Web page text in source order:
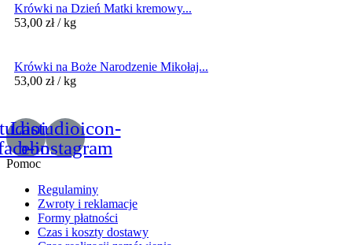
Krówki na Dzień Matki kremowy...
53,00 zł / kg
Krówki na Boże Narodzenie Mikołaj...
53,00 zł / kg
Lastudioicon-
b-instagram
Pomoc
Regulaminy
Zwroty i reklamacje
Formy płatności
Czas i koszty dostawy